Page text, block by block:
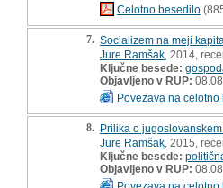
Celotno besedilo
7. Socializem na meji
Jure Ramšak , 2014,
Ključne besede:
Objavljeno v RUP:
Povezava na celotno
8. Prilika o
Jure Ramšak , 2015,
Ključne besede:
Objavljeno v RUP: